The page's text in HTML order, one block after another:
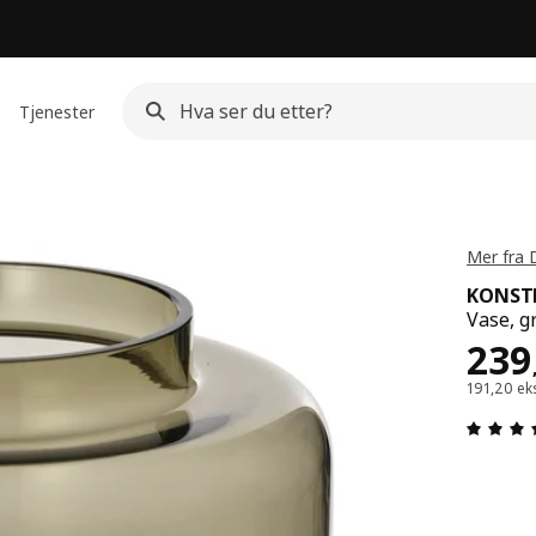
Tjenester
Mer fra
Vase,
239,
Pris
191,20